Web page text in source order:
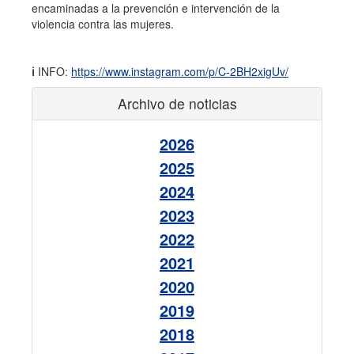
encaminadas a la prevención e intervención de la
violencia contra las mujeres.
ℹ️ INFO: https://www.instagram.com/p/C-2BH2xigUv/
Archivo de noticias
2026
2025
2024
2023
2022
2021
2020
2019
2018